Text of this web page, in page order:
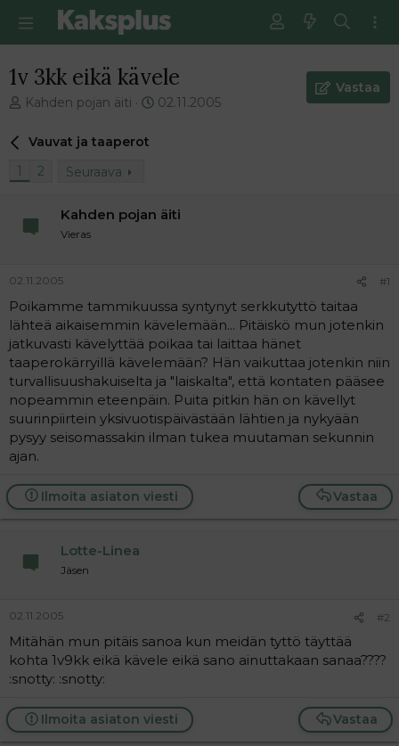
1v 3kk eikä kävele
V
e
i
e
t
n
a
l
o
t
t
a
j
a
Kahden pojan äiti
E
i
e
s
i
02.11.2005
Vastaa
Vauvat ja taaperot
1
2 Seuraava
Kahden pojan äiti
Vieras
02.11.2005 #1
Poikamme tammikuussa syntynyt serkkutyttö taitaa
lähteä aikaisemmin kävelemään... Pitäiskö mun jotenkin
jatkuvasti kävelyttää poikaa tai laittaa hänet
taaperokärryillä kävelemään? Hän vaikuttaa jotenkin niin
turvallisuushakuiselta ja "laiskalta", että kontaten pääsee
nopeammin eteenpäin. Puita pitkin hän on kävellyt
suurinpiirtein yksivuotispäivästään lähtien ja nykyään
pysyy seisomassakin ilman tukea muutaman sekunnin
ajan.
Vastaa
Ilmoita asiaton viesti
Lotte-Linea
Jäsen
02.11.2005 #2
Mitähän mun pitäis sanoa kun meidän tyttö täyttää
kohta 1v9kk eikä kävele eikä sano ainuttakaan sanaa????
:snotty: :snotty:
Vastaa
Ilmoita asiaton viesti